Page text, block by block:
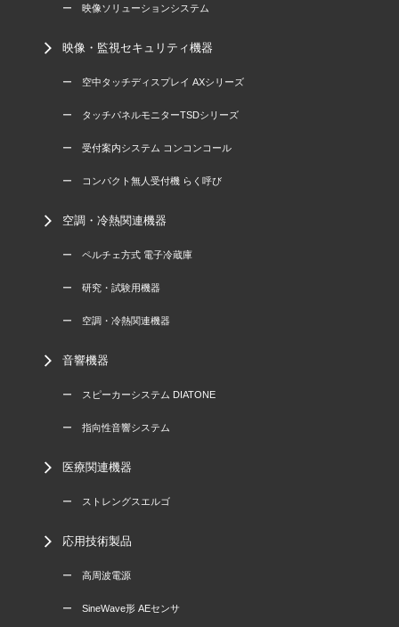
ー 映像ソリューションシステム
映像・監視セキュリティ機器
ー 空中タッチディスプレイ AXシリーズ
ー タッチパネルモニターTSDシリーズ
ー 受付案内システム コンコンコール
ー コンパクト無人受付機 らく呼び
空調・冷熱関連機器
ー ペルチェ方式 電子冷蔵庫
ー 研究・試験用機器
ー 空調・冷熱関連機器
音響機器
ー スピーカーシステム DIATONE
ー 指向性音響システム
医療関連機器
ー ストレングスエルゴ
応用技術製品
ー 高周波電源
ー SineWave形 AEセンサ